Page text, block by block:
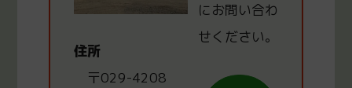
住所
〒029-4208
にお問い合わ
せください。